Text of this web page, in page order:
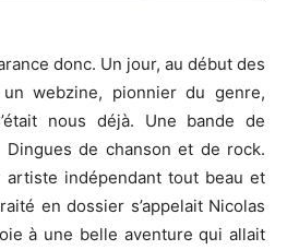
donc. Un jour, au début des
webzine, pionnier du genre,
nous déjà. Une bande de
de chanson et de rock.
indépendant tout beau et
en dossier s’appelait Nicolas
à une belle aventure qui allait